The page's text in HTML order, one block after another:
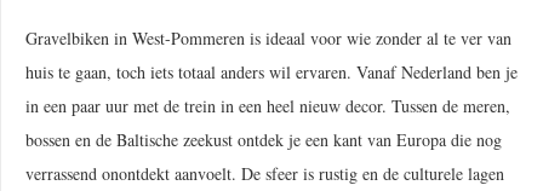
Gravelbiken in West-Pommeren is ideaal voor wie zonder al te ver van
huis te gaan, toch iets totaal anders wil ervaren. Vanaf Nederland ben je
in een paar uur met de trein in een heel nieuw decor. Tussen de meren,
bossen en de Baltische zeekust ontdek je een kant van Europa die nog
verrassend onontdekt aanvoelt. De sfeer is rustig en de culturele lagen